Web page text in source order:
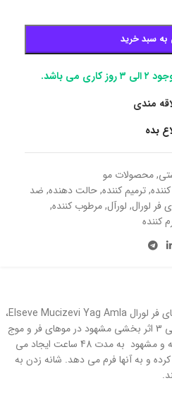
به سبد خرید
باشد.
مندی
بده
,محصولات مو
,ترمیم کننده,حالت دهنده, ضد
فر لورال, لورآل,مرطوب کننده,
کننده
کرم مراقبت کننده و حالت دهنده موهای فر لورال Elseve Mucizevi Yag Amla،
حاوی روغن معجزه آسای آملا به تنهایی 3 اثر بخشی مشهود در موهای فر و موج
دار به جای می گذارد. فرهایی برجسته و مشهود به مدت 48 ساعت ایجاد می
و به آنها فرم می دهد. شانه زدن به